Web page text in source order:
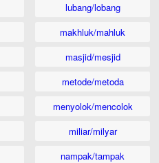
lubang/lobang
makhluk/mahluk
masjid/mesjid
metode/metoda
menyolok/mencolok
miliar/milyar
nampak/tampak